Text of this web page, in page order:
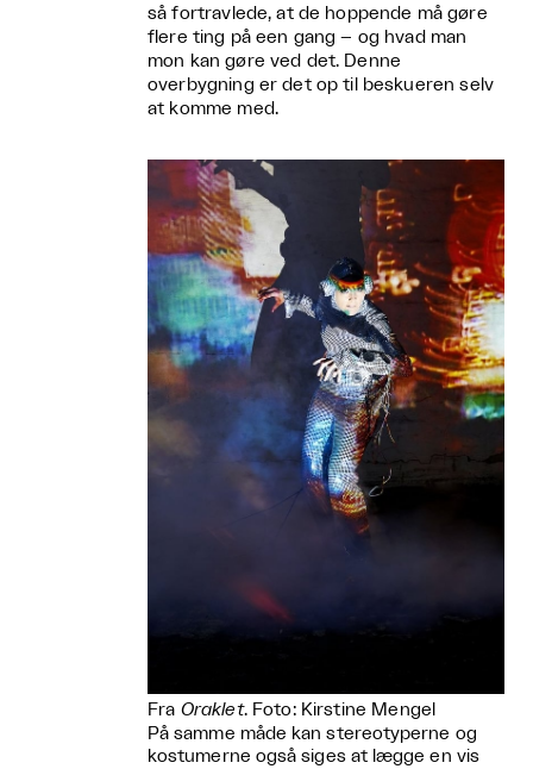
så fortravlede, at de hoppende må gøre
flere ting på een gang – og hvad man
mon kan gøre ved det. Denne
overbygning er det op til beskueren selv
at komme med.
Fra Oraklet. Foto: Kirstine Mengel
På samme måde kan stereotyperne og
kostumerne også siges at lægge en vis